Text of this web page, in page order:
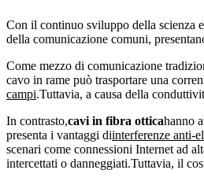
Con il continuo sviluppo della scienza
della comunicazione comuni,
Come mezzo di comunicazione
cavo in rame può trasportare una
campi.Tuttavia, a causa della
In contrasto,cavi in ​​fibra otticahanno
presenta i vantaggi diinterferenze anti-
scenari come connessioni Internet ad
intercettati o danneggiati.Tuttavia, il